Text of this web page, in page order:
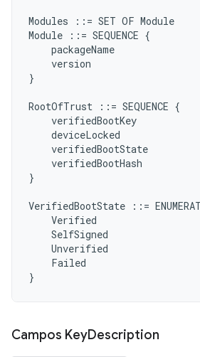
Modules ::= SET OF Module
Module ::= SEQUENCE {
packageName
version
}
RootOfTrust ::= SEQUENCE {
verifiedBootKey
deviceLocked
verifiedBootState
verifiedBootHash
}
VerifiedBootState ::=
Verified
SelfSigned
Unverified
Failed
Campos KeyDescription